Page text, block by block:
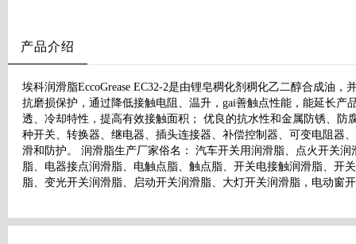
产品介绍
埃科润滑脂EccoGrease EC32-2是由锂皂稠化剂稠化乙二醇合成油
抗磨损保护，通过降低接触电阻、温升，gai善触点性能，能延长
透、冷却特性，提高有效接触面积； 优良的抗水性和金属防锈、
种开关、转换器、继电器、插头连接器、补偿控制器、可变电阻器
滑和防护。 润滑脂生产厂家俗名： 汽车开关用润滑脂、点火开关
脂、电器接点润滑脂、电触点脂、触点脂、开关电接触润滑脂、开
脂、变光开关润滑脂、启动开关润滑脂、大灯开关润滑脂，电动窗